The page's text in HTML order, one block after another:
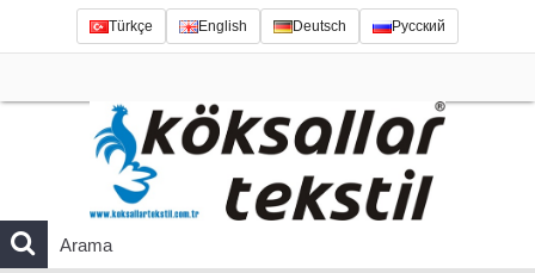
Türkçe English Deutsch Русский